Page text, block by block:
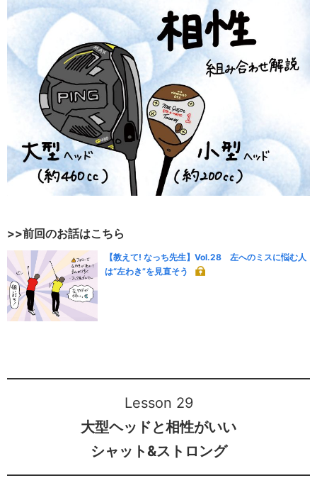
>>前回のお話はこちら
【教えて! なっち先生】Vol.28 左へのミスに悩む人
は“左わき”を見直そう
Lesson 29
大型ヘッドと相性がいい
シャット&ストロング